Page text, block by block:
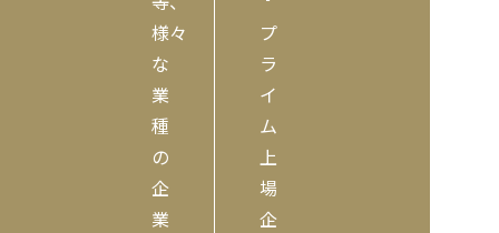
様々
な
業
種
の
企
業
プ
ラ
イ
ム
上
場
企